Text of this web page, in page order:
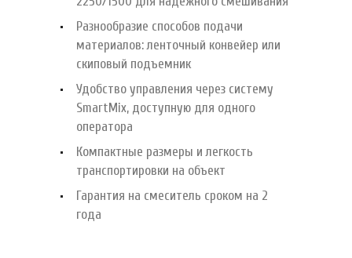
Разнообразие способов подачи
материалов: ленточный конвейер или
скиповый подъемник
Удобство управления через систему
SmartMix, доступную для одного
оператора
Компактные размеры и легкость
транспортировки на объект
Гарантия на смеситель сроком на 2
года